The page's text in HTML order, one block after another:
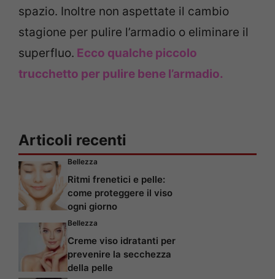
spazio. Inoltre non aspettate il cambio
stagione per pulire l’armadio o eliminare il
superfluo. Ecco qualche piccolo
trucchetto per pulire bene l’armadio.
Articoli recenti
Bellezza
Ritmi frenetici e pelle:
come proteggere il viso
ogni giorno
Bellezza
Creme viso idratanti per
prevenire la secchezza
della pelle